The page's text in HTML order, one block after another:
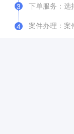
3
下单服务：选
4 案件办理：案